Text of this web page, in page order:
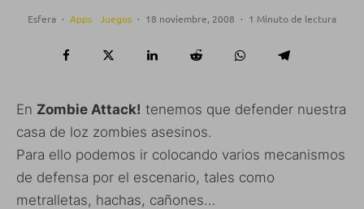
Esfera · Apps Juegos · 18 noviembre, 2008 · 1 Minuto de lectura
En Zombie Attack! tenemos que defender nuestra
casa de loz zombies asesinos.
Para ello podemos ir colocando varios mecanismos
de defensa por el escenario, tales como
metralletas, hachas, cañones…